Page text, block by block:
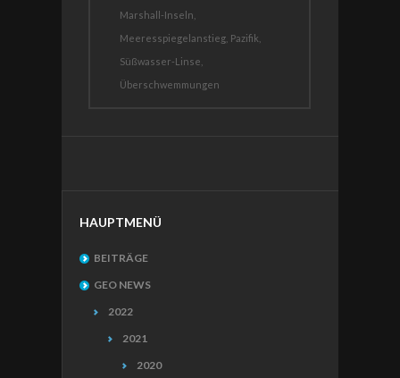
Marshall-Inseln,
Meeresspiegelanstieg, Pazifik,
Süßwasser-Linse,
Überschwemmungen
HAUPTMENÜ
BEITRÄGE
GEO NEWS
2022
2021
2020